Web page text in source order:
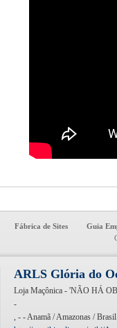
Fábrica de Sites Guia
ARLS Glória do
Loja Maçônica - 'NÃO HÁ
-
, - - Anamã / Amazonas /